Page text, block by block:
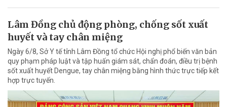
Lâm Đồng chủ động phòng, chống sốt xuất
huyết và tay chân miệng
Ngày 6/8, Sở Y tế tỉnh Lâm Đồng tổ chức Hội nghị phổ biến văn bản
quy phạm pháp luật và tập huấn giám sát, chẩn đoán, điều trị bệnh
sốt xuất huyết Dengue, tay chân miệng bằng hình thức trực tiếp kết
hợp trực tuyến.